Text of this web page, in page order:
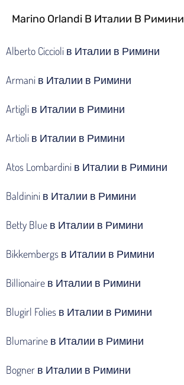
Marino Orlandi В Италии В Римини
Alberto Ciccioli в Италии в Римини
Armani в Италии в Римини
Artigli в Италии в Римини
Artioli в Италии в Римини
Atos Lombardini в Италии в Римини
Baldinini в Италии в Римини
Betty Blue в Италии в Римини
Bikkembergs в Италии в Римини
Billionaire в Италии в Римини
Blugirl Folies в Италии в Римини
Blumarine в Италии в Римини
Bogner в Италии в Римини